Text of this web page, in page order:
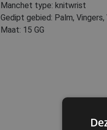
Manchet type: knitwrist
Gedipt gebied: Palm,
Maat: 15 GG